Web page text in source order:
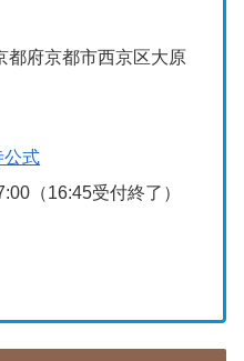
府京都市西京区大原
公式
（16:45受付終了）